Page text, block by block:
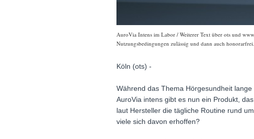
AuroVia Intens im Labor / Weiterer Text über ots und
Nutzungsbedingungen zulässig und dann auch
Köln (ots) -
Während das Thema Hörgesundheit
AuroVia intens gibt es nun ein Produkt,
laut Hersteller die tägliche Routine rund
viele sich davon erhoffen?